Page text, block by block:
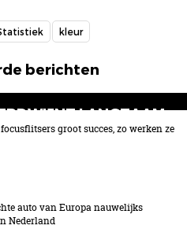
kleur
berichten
LANGZAAM
rijplezier verdwijnt
groot succes, zo werken ze
auto van Europa nauwelijks
Nederland